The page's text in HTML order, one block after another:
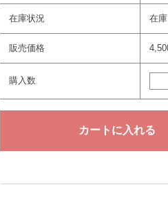
在庫状況 在
販売価格
購入数